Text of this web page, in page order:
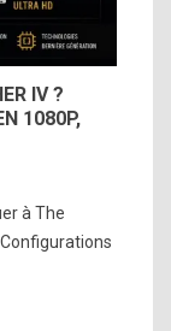
IV ?
1080P,
à The